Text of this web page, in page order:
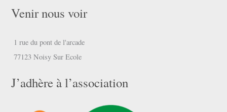
Venir nous voir
1 rue du pont de l'arcade
77123 Noisy Sur Ecole
J’adhère à l’association